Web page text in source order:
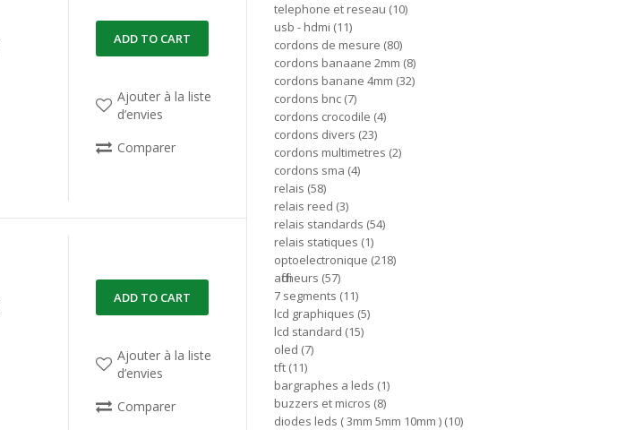
ADD TO CART
Ajouter à la liste
d’envies
Comparer
ADD TO CART
Ajouter à la liste
d’envies
Comparer
telephone et reseau 10
usb - hdmi 11
cordons de mesure 80
cordons banaane 2mm 8
cordons banane 4mm 32
cordons bnc 7
cordons crocodile 4
cordons divers 23
cordons multimetres 2
cordons sma 4
relais 58
relais reed 3
relais standards 54
relais statiques 1
optoelectronique 218
afficheurs 57
7 segments 11
lcd graphiques 5
lcd standard 15
oled 7
tft 11
bargraphes a leds 1
buzzers et micros 8
diodes leds ( 3mm 5mm 10mm ) 10